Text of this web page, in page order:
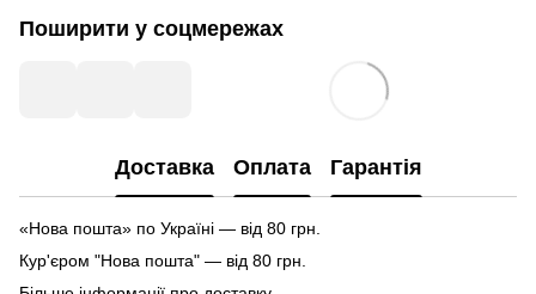
Поширити у соцмережах
Доставка Оплата Гарантія
«Нова пошта» по Україні — від 80 грн.
Кур'єром "Нова пошта" — від 80 грн.